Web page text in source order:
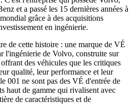
et a passé les 15 dernières années à
grâce à des acquisitions
en ingénierie.
de cette histoire : une marque de VÉ
l'ingénierie de Volvo, construite sur
des véhicules que les critiques
qualité, leur performance et leur
001 ne sont pas des VÉ d'entrée de
haut de gamme qui rivalisent avec
de caractéristiques et de